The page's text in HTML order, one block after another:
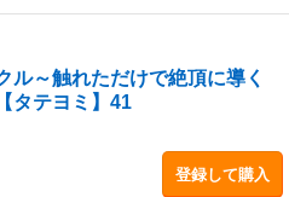
ル～触れただけで絶頂に導く
タテヨミ】41
登録して購入